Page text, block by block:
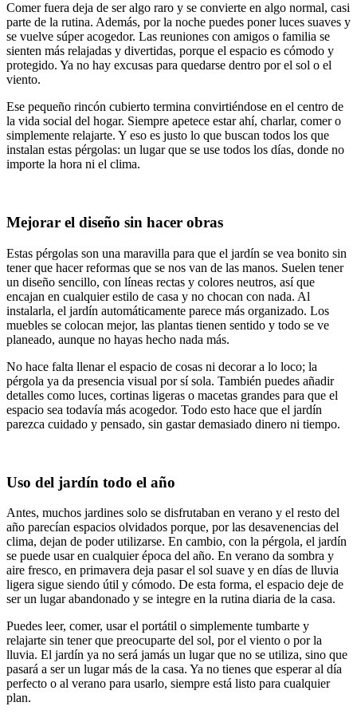
Comer fuera deja de ser algo raro y se convierte en algo normal, casi
parte de la rutina. Además, por la noche puedes poner luces suaves y
se vuelve súper acogedor. Las reuniones con amigos o familia se
sienten más relajadas y divertidas, porque el espacio es cómodo y
protegido. Ya no hay excusas para quedarse dentro por el sol o el
viento.
Ese pequeño rincón cubierto termina convirtiéndose en el centro de
la vida social del hogar. Siempre apetece estar ahí, charlar, comer o
simplemente relajarte. Y eso es justo lo que buscan todos los que
instalan estas pérgolas: un lugar que se use todos los días, donde no
importe la hora ni el clima.
Mejorar el diseño sin hacer obras
Estas pérgolas son una maravilla para que el jardín se vea bonito sin
tener que hacer reformas que se nos van de las manos. Suelen tener
un diseño sencillo, con líneas rectas y colores neutros, así que
encajan en cualquier estilo de casa y no chocan con nada. Al
instalarla, el jardín automáticamente parece más organizado. Los
muebles se colocan mejor, las plantas tienen sentido y todo se ve
planeado, aunque no hayas hecho nada más.
No hace falta llenar el espacio de cosas ni decorar a lo loco; la
pérgola ya da presencia visual por sí sola. También puedes añadir
detalles como luces, cortinas ligeras o macetas grandes para que el
espacio sea todavía más acogedor. Todo esto hace que el jardín
parezca cuidado y pensado, sin gastar demasiado dinero ni tiempo.
Uso del jardín todo el año
Antes, muchos jardines solo se disfrutaban en verano y el resto del
año parecían espacios olvidados porque, por las desavenencias del
clima, dejan de poder utilizarse. En cambio, con la pérgola, el jardín
se puede usar en cualquier época del año. En verano da sombra y
aire fresco, en primavera deja pasar el sol suave y en días de lluvia
ligera sigue siendo útil y cómodo. De esta forma, el espacio deje de
ser un lugar abandonado y se integre en la rutina diaria de la casa.
Puedes leer, comer, usar el portátil o simplemente tumbarte y
relajarte sin tener que preocuparte del sol, por el viento o por la
lluvia. El jardín ya no será jamás un lugar que no se utiliza, sino que
pasará a ser un lugar más de la casa. Ya no tienes que esperar al día
perfecto o al verano para usarlo, siempre está listo para cualquier
plan.